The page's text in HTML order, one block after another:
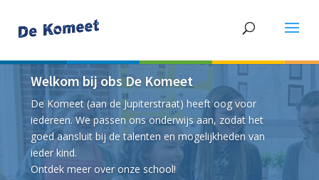
Welkom bij obs De Komeet
De Komeet (aan de Jupiterstraat) heeft oog voor
iedereen. We passen ons onderwijs aan, zodat het
goed aansluit bij de talenten en mogelijkheden van
ieder kind.
Ontdek meer over onze school!